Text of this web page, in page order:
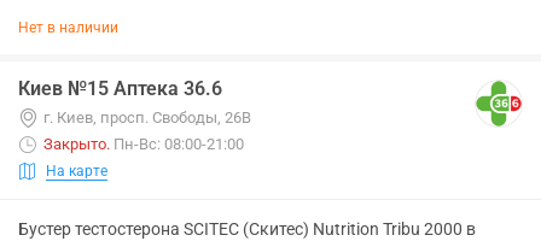
Нет в наличии
Киев №15 Аптека 36.6
г. Киев, просп. Свободы, 26В
Закрыто. Пн-Вс: 08:00-21:00
На карте
Бустер тестостерона SCITEC (Скитес) Nutrition Tribu 2000 в